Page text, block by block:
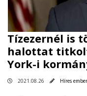
Tízezernél is
halottat
York-i
2021.08.26 Híres ember